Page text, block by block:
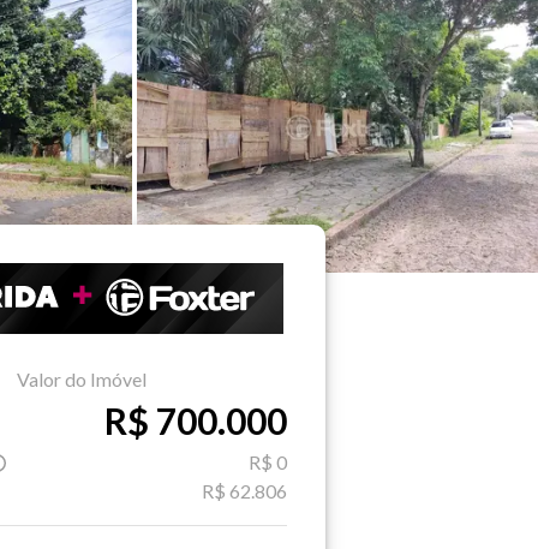
Valor do Imóvel
R$ 700.000
R$ 0
R$ 62.806